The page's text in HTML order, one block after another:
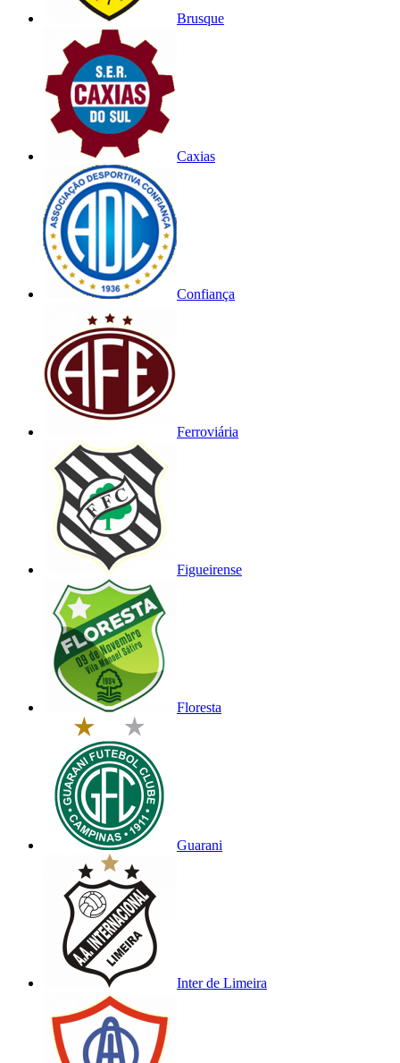
Brusque
Caxias
Confiança
Ferroviária
Figueirense
Floresta
Guarani
Inter de Limeira